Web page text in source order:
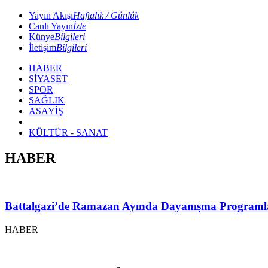
Yayın AkışıHaftalık / Günlük
Canlı Yayınİzle
KünyeBilgileri
İletişimBilgileri
HABER
SİYASET
SPOR
SAĞLIK
ASAYİŞ
KÜLTÜR - SANAT
HABER
Battalgazi’de Ramazan Ayında Dayanışma
HABER